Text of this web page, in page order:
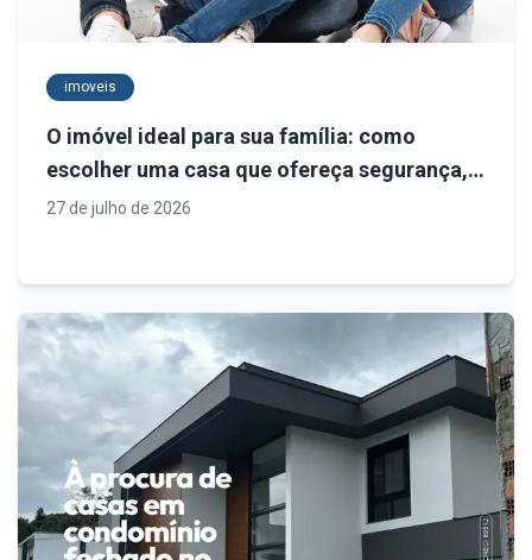
imoveis
O imóvel ideal para sua família: como
escolher uma casa que ofereça segurança,
qualidade de vida e valorização em Joinville
27 de julho de 2026